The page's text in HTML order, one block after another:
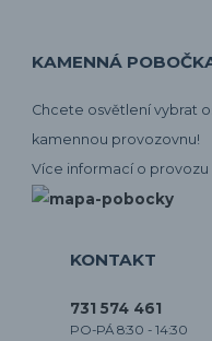
KAMENNÁ
Chcete osvětlení vybrat
kamennou provozovnu!
Více informací o provozu
KONTAKT
731 574 461
PO-PÁ 8:30 - 14:30